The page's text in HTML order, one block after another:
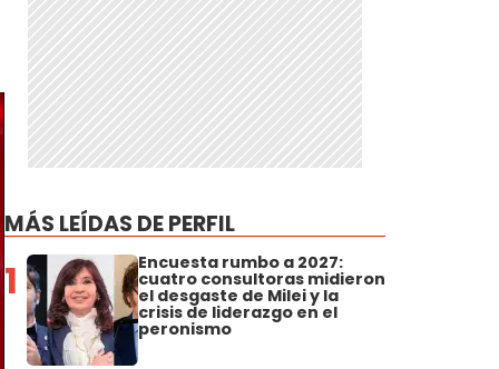
MÁS LEÍDAS DE PERFIL
1 Encuesta rumbo a 2027:
cuatro consultoras midieron
el desgaste de Milei y la
crisis de liderazgo en el
peronismo